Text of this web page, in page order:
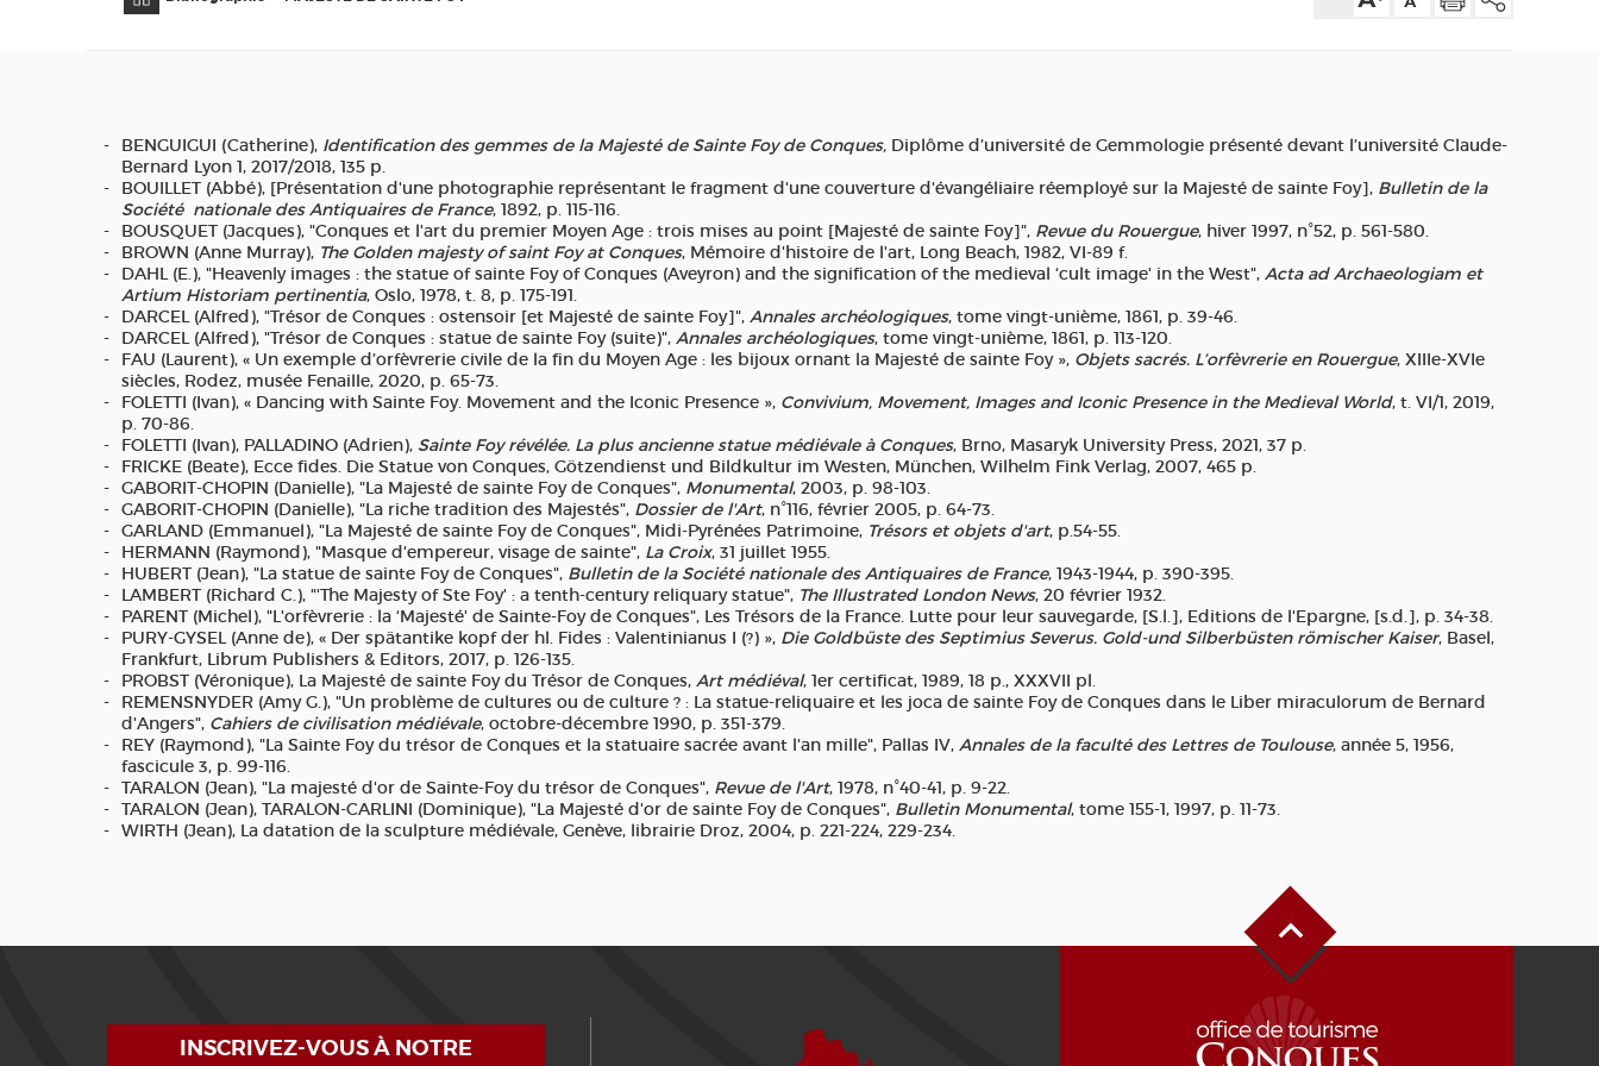
BENGUIGUI (Catherine), Identification des gemmes de la Majesté de Sainte Foy de Conques, Diplôme d’université de Gemmologie présenté devant l’université Claude-
Bernard Lyon 1, 2017/2018, 135 p.
BOUILLET (Abbé), [Présentation d'une photographie représentant le fragment d'une couverture d'évangéliaire réemployé sur la Majesté de sainte Foy], Bulletin de la
Société nationale des Antiquaires de France, 1892, p. 115-116.
BOUSQUET (Jacques), "Conques et l'art du premier Moyen Age : trois mises au point [Majesté de sainte Foy]", Revue du Rouergue, hiver 1997, n°52, p. 561-580.
BROWN (Anne Murray), The Golden majesty of saint Foy at Conques, Mémoire d'histoire de l'art, Long Beach, 1982, VI-89 f.
DAHL (E.), "Heavenly images : the statue of sainte Foy of Conques (Aveyron) and the signification of the medieval ‘cult image' in the West", Acta ad Archaeologiam et
Artium Historiam pertinentia, Oslo, 1978, t. 8, p. 175-191.
DARCEL (Alfred), "Trésor de Conques : ostensoir [et Majesté de sainte Foy]", Annales archéologiques, tome vingt-unième, 1861, p. 39-46.
DARCEL (Alfred), "Trésor de Conques : statue de sainte Foy (suite)", Annales archéologiques, tome vingt-unième, 1861, p. 113-120.
FAU (Laurent), « Un exemple d’orfèvrerie civile de la fin du Moyen Age : les bijoux ornant la Majesté de sainte Foy », Objets sacrés. L’orfèvrerie en Rouergue, XIIIe-XVIe
siècles, Rodez, musée Fenaille, 2020, p. 65-73.
FOLETTI (Ivan), « Dancing with Sainte Foy. Movement and the Iconic Presence », Convivium, Movement, Images and Iconic Presence in the Medieval World, t. VI/1, 2019,
p. 70-86.
FOLETTI (Ivan), PALLADINO (Adrien), Sainte Foy révélée. La plus ancienne statue médiévale à Conques, Brno, Masaryk University Press, 2021, 37 p.
FRICKE (Beate), Ecce fides. Die Statue von Conques, Götzendienst und Bildkultur im Westen, München, Wilhelm Fink Verlag, 2007, 465 p.
GABORIT-CHOPIN (Danielle), "La Majesté de sainte Foy de Conques", Monumental, 2003, p. 98-103.
GABORIT-CHOPIN (Danielle), "La riche tradition des Majestés", Dossier de l'Art, n°116, février 2005, p. 64-73.
GARLAND (Emmanuel), "La Majesté de sainte Foy de Conques", Midi-Pyrénées Patrimoine, Trésors et objets d'art, p.54-55.
HERMANN (Raymond), "Masque d'empereur, visage de sainte", La Croix, 31 juillet 1955.
HUBERT (Jean), "La statue de sainte Foy de Conques", Bulletin de la Société nationale des Antiquaires de France, 1943-1944, p. 390-395.
LAMBERT (Richard C.), "'The Majesty of Ste Foy' : a tenth-century reliquary statue", The Illustrated London News, 20 février 1932.
PARENT (Michel), "L'orfèvrerie : la ‘Majesté' de Sainte-Foy de Conques", Les Trésors de la France. Lutte pour leur sauvegarde, [S.l.], Editions de l'Epargne, [s.d.], p. 34-38.
PURY-GYSEL (Anne de), « Der spätantike kopf der hl. Fides : Valentinianus I (?) », Die Goldbüste des Septimius Severus. Gold-und Silberbüsten römischer Kaiser, Basel,
Frankfurt, Librum Publishers & Editors, 2017, p. 126-135.
PROBST (Véronique), La Majesté de sainte Foy du Trésor de Conques, Art médiéval, 1er certificat, 1989, 18 p., XXXVII pl.
REMENSNYDER (Amy G.), "Un problème de cultures ou de culture ? : La statue-reliquaire et les joca de sainte Foy de Conques dans le Liber miraculorum de Bernard
d'Angers", Cahiers de civilisation médiévale, octobre-décembre 1990, p. 351-379.
REY (Raymond), "La Sainte Foy du trésor de Conques et la statuaire sacrée avant l'an mille", Pallas IV, Annales de la faculté des Lettres de Toulouse, année 5, 1956,
fascicule 3, p. 99-116.
TARALON (Jean), "La majesté d'or de Sainte-Foy du trésor de Conques", Revue de l'Art, 1978, n°40-41, p. 9-22.
TARALON (Jean), TARALON-CARLINI (Dominique), "La Majesté d'or de sainte Foy de Conques", Bulletin Monumental, tome 155-1, 1997, p. 11-73.
WIRTH (Jean), La datation de la sculpture médiévale, Genève, librairie Droz, 2004, p. 221-224, 229-234.
INSCRIVEZ-VOUS À NOTRE